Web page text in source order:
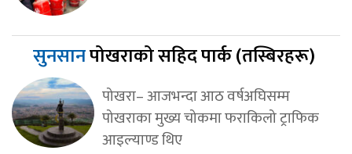
सुनसानपोखराको सहिद पार्क (तस्बिरहरू)
पोखरा– आजभन्दा आठ वर्षअघिसम्म
पोखराका मुख्य चोकमा फराकिलो ट्राफिक
आइल्याण्ड थिए